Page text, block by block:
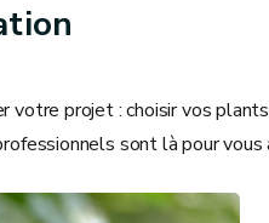
votre projet : choisir vos
sont là pour vous